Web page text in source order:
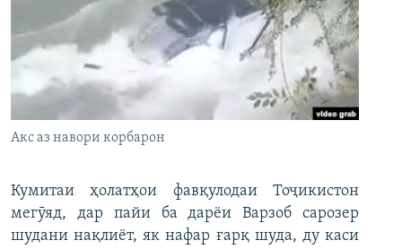
Акс аз навори корбарон
Кумитаи ҳолатҳои фавқулодаи Тоҷикистон
мегӯяд, дар пайи ба дарёи Варзоб сарозер
шудани нақлиёт, як нафар ғарқ шуда, ду каси